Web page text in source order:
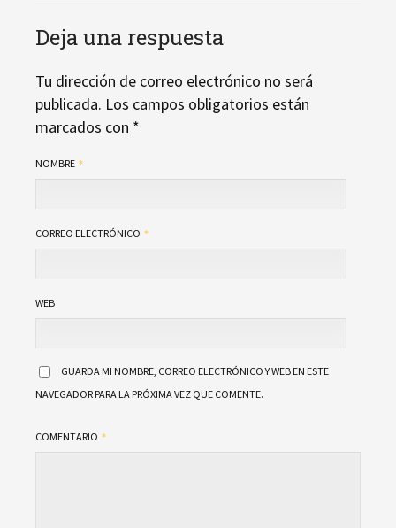
Deja una respuesta
Tu dirección de correo electrónico no será
publicada. Los campos obligatorios están
marcados con *
NOMBRE
CORREO ELECTRÓNICO
WEB
GUARDA MI NOMBRE, CORREO ELECTRÓNICO Y WEB EN ESTE
NAVEGADOR PARA LA PRÓXIMA VEZ QUE COMENTE.
COMENTARIO